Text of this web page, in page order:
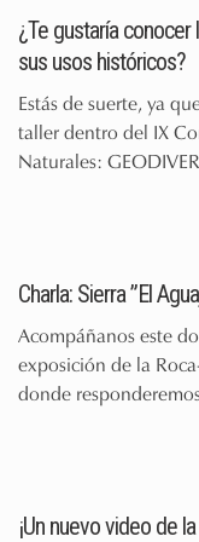
¿Te gustaría
sus usos históricos?
Estás de suerte, ya
taller dentro del IX
Naturales:
Charla: Sierra ”El
Acompáñanos este
exposición de la
donde
¡Un nuevo video de